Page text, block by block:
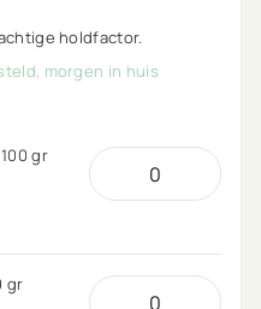
holdfactor.
morgen in huis
gr
gr